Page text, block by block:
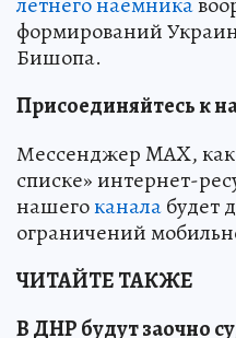
формирований
Бишопа.
Присоединяйтесь к
Мессенджер MAX,
списке» интернет-
нашегоканалабудет
ограничений
ЧИТАЙТЕ ТАКЖЕ
В ДНР будут заочно